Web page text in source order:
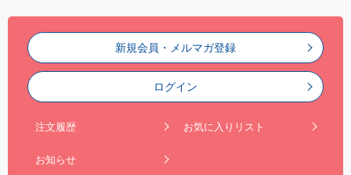
新規会員・メルマガ登録
ログイン
注文履歴 お気に入りリスト
お知らせ